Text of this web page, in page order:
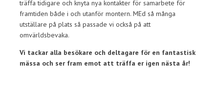
träffa tidigare och knyta nya kontakter för samarbete för
framtiden både i och utanför montern. MEd så många
utställare på plats så passade vi också på att
omvärldsbevaka.
Vi tackar alla besökare och deltagare för en fantastisk
mässa och ser fram emot att träffa er igen nästa år!